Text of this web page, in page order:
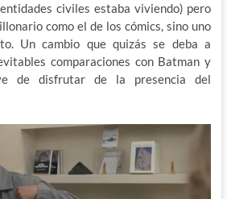
civiles estaba viviendo) pero
como el de los cómics, sino uno
Un cambio que quizás se deba a
comparaciones con Batman y
de disfrutar de la presencia del